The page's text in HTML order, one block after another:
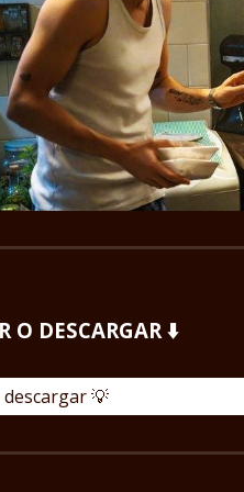
O DESCARGAR ⬇️
💡